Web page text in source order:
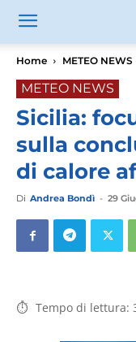
Home METEO NEWS
METEO NEWS
Sicilia:
sulla
di calore
Di Andrea Bondì - 29
Tempo di lettura: